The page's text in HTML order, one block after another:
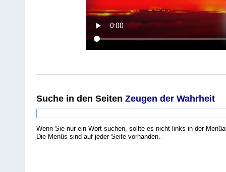
Suche in den Seiten Zeugen der Wahrheit
Wenn Sie nur ein Wort suchen, sollte es nicht links in der
Die Menüs sind auf jeder Seite vorhanden..